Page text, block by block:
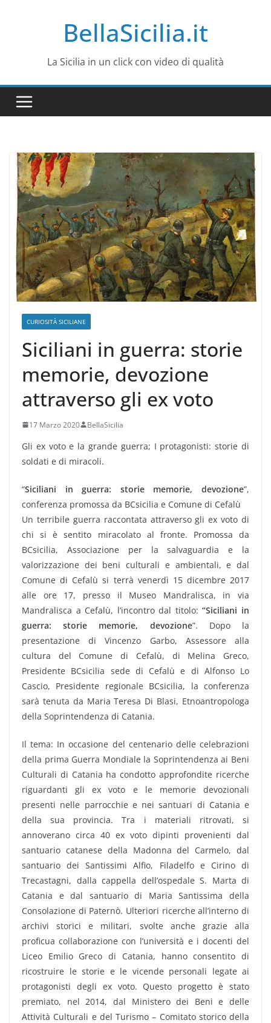
BellaSicilia.it
La Sicilia in un click con video di qualità
CURIOSITÀ SICILIANE
Siciliani in guerra: storie
memorie, devozione
attraverso gli ex voto
17 Marzo 2020 BellaSicilia
Gli ex voto e la grande guerra; I protagonisti: storie di
soldati e di miracoli.
“Siciliani in guerra: storie memorie, devozione”,
conferenza promossa da BCsicilia e Comune di Cefalù
Un terribile guerra raccontata attraverso gli ex voto di
chi si è sentito miracolato al fronte. Promossa da
BCsicilia, Associazione per la salvaguardia e la
valorizzazione dei beni culturali e ambientali, e dal
Comune di Cefalù si terrà venerdì 15 dicembre 2017
alle ore 17, presso il Museo Mandralisca, in via
Mandralisca a Cefalù, l’incontro dal titolo:“Siciliani in
guerra: storie memorie, devozione”. Dopo la
presentazione di Vincenzo Garbo, Assessore alla
cultura del Comune di Cefalù, di Melina Greco,
Presidente BCsicilia sede di Cefalù e di Alfonso Lo
Cascio, Presidente regionale BCsicilia, la conferenza
sarà tenuta da Maria Teresa Di Blasi, Etnoantropologa
della Soprintendenza di Catania.
Il tema: In occasione del centenario delle celebrazioni
della prima Guerra Mondiale la Soprintendenza ai Beni
Culturali di Catania ha condotto approfondite ricerche
riguardanti gli ex voto e le memorie devozionali
presenti nelle parrocchie e nei santuari di Catania e
della sua provincia. Tra i materiali ritrovati, si
annoverano circa 40 ex voto dipinti provenienti dal
santuario catanese della Madonna del Carmelo, dal
santuario dei Santissimi Alfio, Filadelfo e Cirino di
Trecastagni, dalla cappella dell’ospedale S. Marta di
Catania e dal santuario di Maria Santissima della
Consolazione di Paternò. Ulteriori ricerche all’interno di
archivi storici e militari, svolte anche grazie alla
proficua collaborazione con l’università e i docenti del
Liceo Emilio Greco di Catania, hanno consentito di
ricostruire le storie e le vicende personali legate ai
protagonisti degli ex voto. Questo progetto è stato
premiato, nel 2014, dal Ministero dei Beni e delle
Attività Culturali e del Turismo – Comitato storico della